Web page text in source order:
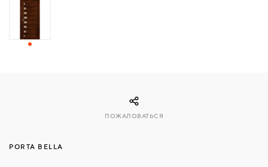
PORTA BELLA
ПОЖАЛОВАТЬСЯ